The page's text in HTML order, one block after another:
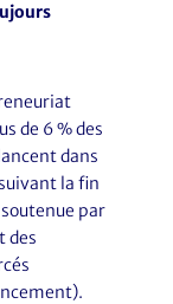
de 6 % des
dans
la fin
par
des